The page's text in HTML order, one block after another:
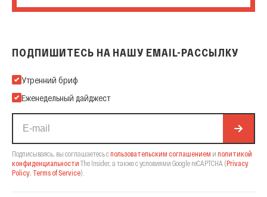
ПОДПИШИТЕСЬ НА НАШУ EMAIL-РАССЫЛКУ
Подпишитесь на нашу Email-рассылку
Утренний бриф
Еженедельный дайджест
Подписываясь, вы соглашаетесь спользовательским соглашением и политикой
конфиденциальности The Insider, а также с условиями Google reCAPTCHA (Privacy
Policy, Terms of Service).